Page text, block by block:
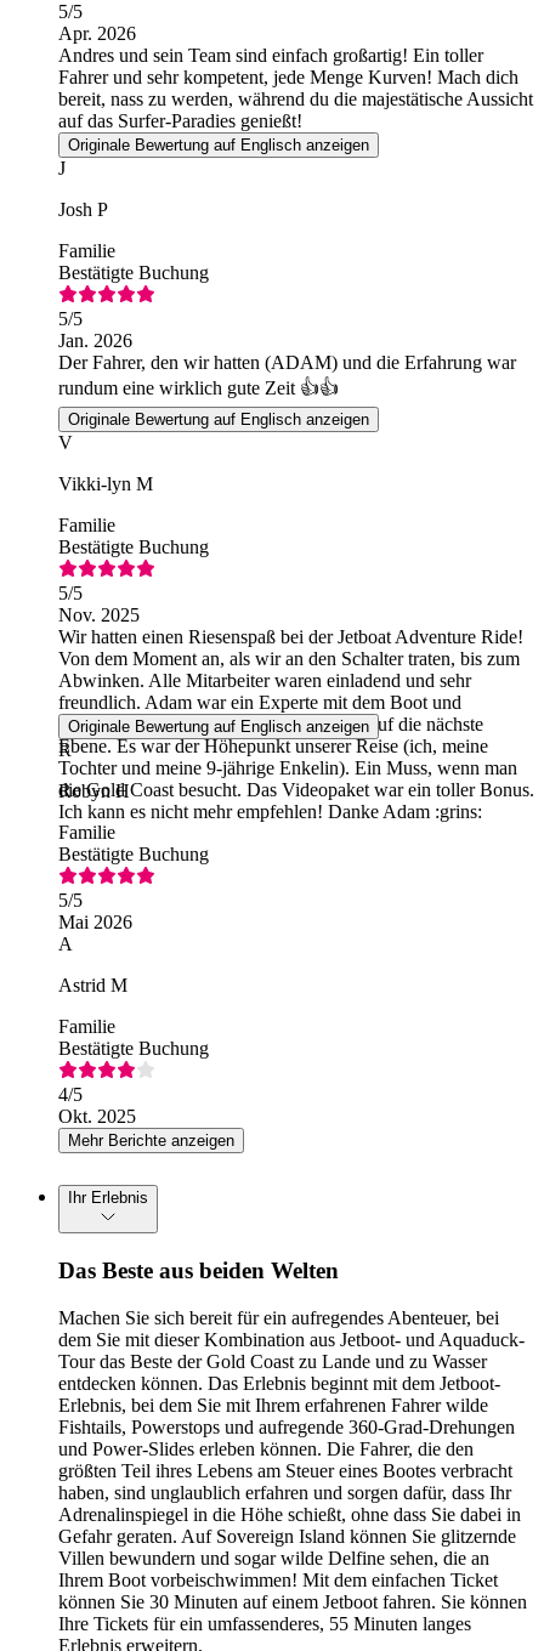
5/5
Apr. 2026
Andres und sein Team sind einfach großartig! Ein toller
Fahrer und sehr kompetent, jede Menge Kurven! Mach dich
bereit, nass zu werden, während du die majestätische Aussicht
auf das Surfer-Paradies genießt!
Originale Bewertung auf Englisch anzeigen
J
Josh P
Familie
Bestätigte Buchung
5/5
Jan. 2026
Der Fahrer, den wir hatten (ADAM) und die Erfahrung war
rundum eine wirklich gute Zeit 👍👍
Originale Bewertung auf Englisch anzeigen
V
Vikki-lyn M
Familie
Bestätigte Buchung
5/5
Nov. 2025
Wir hatten einen Riesenspaß bei der Jetboat Adventure Ride!
Von dem Moment an, als wir an den Schalter traten, bis zum
Abwinken. Alle Mitarbeiter waren einladend und sehr
freundlich. Adam war ein Experte mit dem Boot und
Ortskenntnis, er nahm unsere Erfahrung auf die nächste
Ebene. Es war der Höhepunkt unserer Reise (ich, meine
Tochter und meine 9-jährige Enkelin). Ein Muss, wenn man
die Gold Coast besucht. Das Videopaket war ein toller Bonus.
Ich kann es nicht mehr empfehlen! Danke Adam :grins:
Originale Bewertung auf Englisch anzeigen
R
Robyn H
Familie
Bestätigte Buchung
5/5
Mai 2026
A
Astrid M
Familie
Bestätigte Buchung
4/5
Okt. 2025
Mehr Berichte anzeigen
Ihr Erlebnis
Das Beste aus beiden Welten
Machen Sie sich bereit für ein aufregendes Abenteuer, bei
dem Sie mit dieser Kombination aus Jetboot- und Aquaduck-
Tour das Beste der Gold Coast zu Lande und zu Wasser
entdecken können. Das Erlebnis beginnt mit dem Jetboot-
Erlebnis, bei dem Sie mit Ihrem erfahrenen Fahrer wilde
Fishtails, Powerstops und aufregende 360-Grad-Drehungen
und Power-Slides erleben können. Die Fahrer, die den
größten Teil ihres Lebens am Steuer eines Bootes verbracht
haben, sind unglaublich erfahren und sorgen dafür, dass Ihr
Adrenalinspiegel in die Höhe schießt, ohne dass Sie dabei in
Gefahr geraten. Auf Sovereign Island können Sie glitzernde
Villen bewundern und sogar wilde Delfine sehen, die an
Ihrem Boot vorbeischwimmen! Mit dem einfachen Ticket
können Sie 30 Minuten auf einem Jetboot fahren. Sie können
Ihre Tickets für ein umfassenderes, 55 Minuten langes
Erlebnis erweitern.